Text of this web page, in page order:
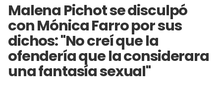
Malena Pichot se disculpó
con Mónica Farro por sus
dichos: "No creí que la
ofendería que la considerara
una fantasía sexual"